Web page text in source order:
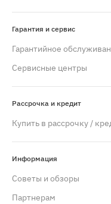
Гарантия и сервис
Гарантийное
Сервисные центры
Рассрочка и кредит
Купить в рассрочку /
Информация
Советы и обзоры
Партнерам